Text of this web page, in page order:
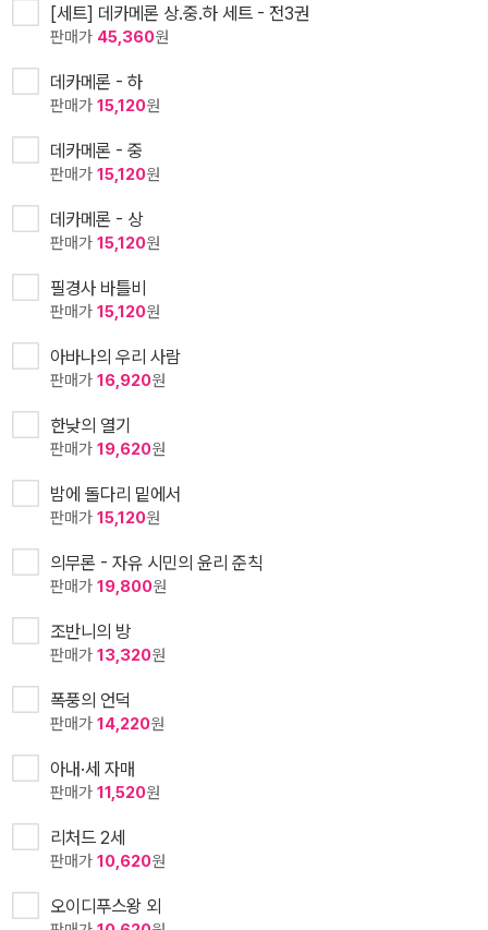
[세트] 데카메론 상.중.하 세트 - 전3권
판매가 45,360원
데카메론 - 하
판매가 15,120원
데카메론 - 중
판매가 15,120원
데카메론 - 상
판매가 15,120원
필경사 바틀비
판매가 15,120원
아바나의 우리 사람
판매가 16,920원
한낮의 열기
판매가 19,620원
밤에 돌다리 밑에서
판매가 15,120원
의무론 - 자유 시민의 윤리 준칙
판매가 19,800원
조반니의 방
판매가 13,320원
폭풍의 언덕
판매가 14,220원
아내·세 자매
판매가 11,520원
리처드 2세
판매가 10,620원
오이디푸스왕 외